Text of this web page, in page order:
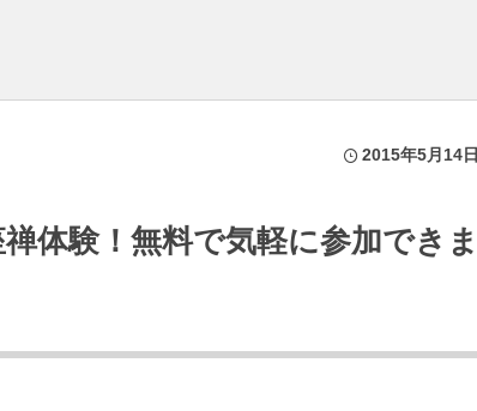
2015年5月14日
体験！無料で気軽に参加できま